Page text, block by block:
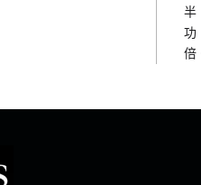
半
功
倍